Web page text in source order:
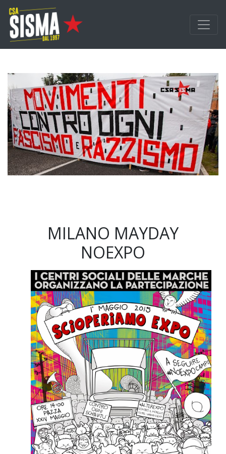
Passa ai contenuti principali
MILANO MAYDAY
NOEXPO